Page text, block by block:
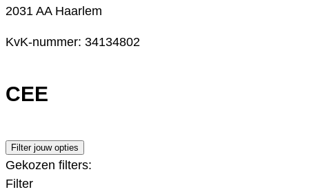
2031 AA Haarlem
KvK-nummer: 34134802
CEE
Filter jouw opties
Gekozen filters:
Filter